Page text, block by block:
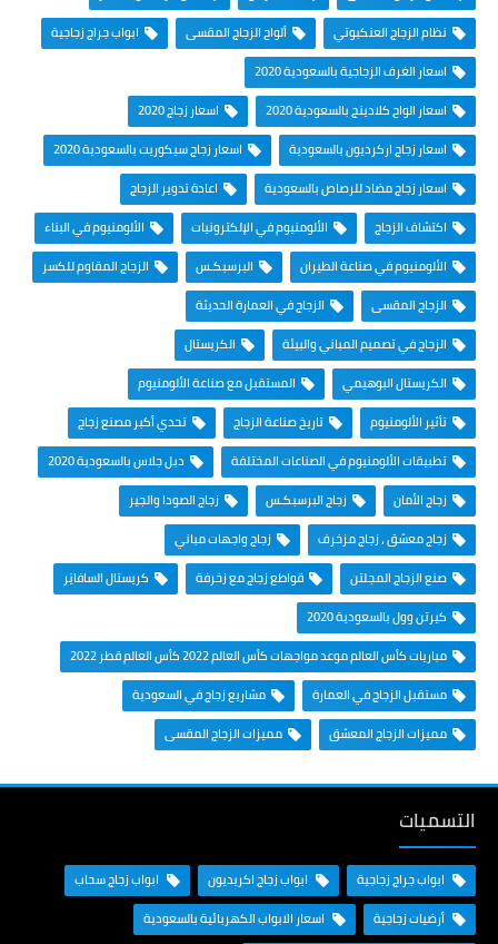
نظام الزجاج العنكبوتي
ألواح الزجاج المقسى
ابواب جراج زجاجية
اسعار الغرف الزجاجية بالسعودية 2020
اسعار الواح كلادينج بالسعودية 2020
اسعار زجاج 2020
اسعار زجاج اركرديون بالسعودية
اسعار زجاج سيكوريت بالسعودية 2020
اسعار زجاج مضاد للرصاص بالسعودية
اعادة تدوير الزجاج
اكتشاف الزجاج
الألومنيوم في الإلكترونيات
الألومنيوم في البناء
الألومنيوم في صناعة الطيران
البرسبكـس
الزجاج المقاوم للكسر
الزجاج المقسى
الزجاج في العمارة الحديثة
الزجاج في تصميم المباني والبيئة
الكريستال
الكريستال البوهيمي
المستقبل مع صناعة الألومنيوم
تأثير الألومنيوم
تاريخ صناعة الزجاج
تحدي أكبر مصنع زجاج
تطبيقات الألومنيوم في الصناعات المختلفة
دبل جلاس بالسعودية 2020
زجاج الأمان
زجاج البرسبكـس
زجاج الصودا والجير
زجاج معشق ، زجاج مزخرف
زجاج واجهات مباني
صنع الزجاج المجلتن
قواطع زجاج مع زخرفة
كريستال السافايَر
كيرتن وول بالسعودية 2020
مباريات كأس العالم موعد مواجهات كأس العالم 2022 كأس العالم قطر 2022
مستقبل الزجاج في العمارة
مشاريع زجاج في السعودية
مميزات الزجاج المعشق
مميزات الزجاج المقسى
التسميات
ابواب جراج زجاجية ابواب زجاج اكريديون
ابواب زجاج سحاب
أرضيات زجاجية
اسعار الابواب الكهربائية بالسعودية